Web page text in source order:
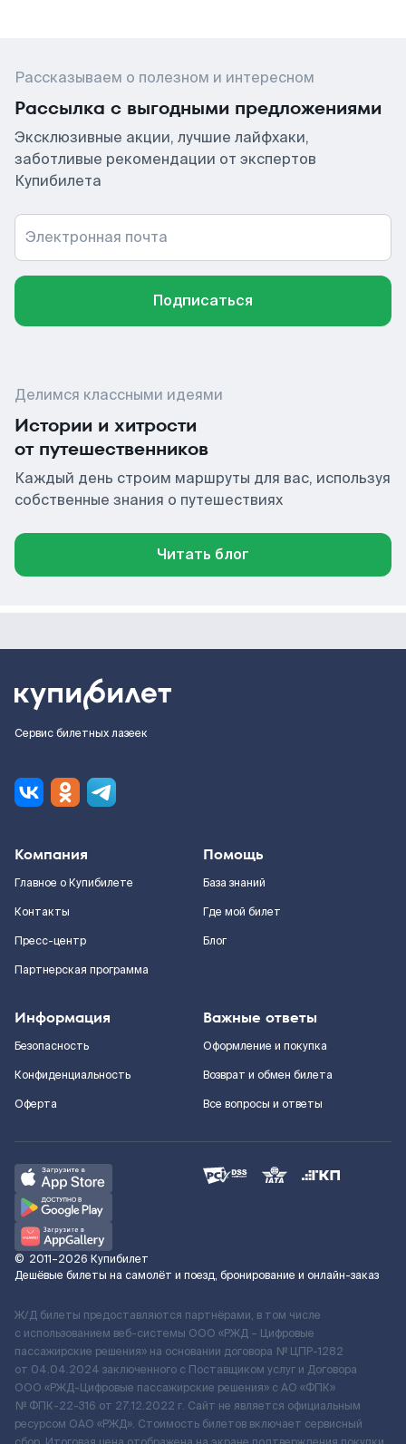
Рассказываем о полезном и интересном
Рассылка с выгодными предложениями
Эксклюзивные акции, лучшие лайфхаки,
заботливые рекомендации от экспертов
Купибилета
Электронная почта
Подписаться
Делимся классными идеями
Истории и хитрости
от путешественников
Каждый день строим маршруты для вас, используя
собственные знания о путешествиях
Читать блог
Сервис билетных лазеек
Компания
Главное о Купибилете
Контакты
Пресс-центр
Партнерская программа
Помощь
База знаний
Где мой билет
Блог
Информация
Безопасность
Конфиденциальность
Оферта
Важные ответы
Оформление и покупка
Возврат и обмен билета
Все вопросы и ответы
© 2011–2026 Купибилет
Дешёвые билеты на самолёт и поезд, бронирование и онлайн-заказ
Ж/Д билеты предоставляются партнёрами, в том числе
с использованием веб-системы ООО «РЖД – Цифровые
пассажирские решения» на основании договора № ЦПР-1282
от 04.04.2024 заключенного с Поставщиком услуг и Договора
ООО «РЖД-Цифровые пассажирские решения» c АО «ФПК»
№ ФПК-22-316 от 27.12.2022 г. Сайт не является официальным
ресурсом ОАО «РЖД». Стоимость билетов включает сервисный